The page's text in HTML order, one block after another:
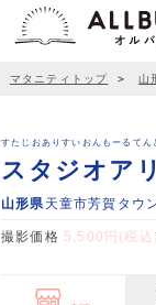
マタニティトップ ＞ 山
すたじおありすいおんもーるてん
スタジオア
山形県 天童市芳賀タ
撮影価格 5,500円(税込)